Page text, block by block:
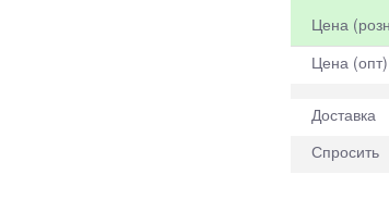
Цена
Цена (опт)
Доставка
Спросить